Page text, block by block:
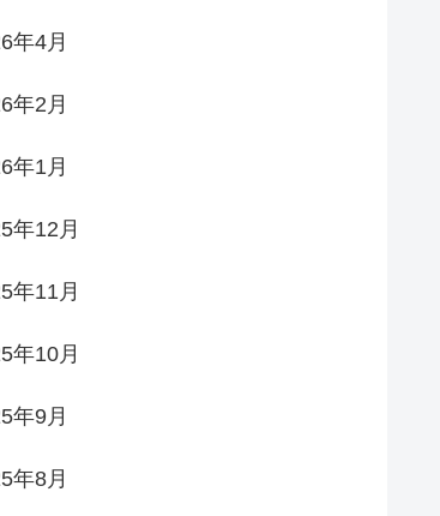
年4月
年2月
年1月
年12月
年11月
年10月
年9月
年8月